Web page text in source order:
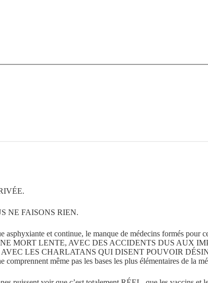
NE FAISONS RIEN.
asphyxiante et continue, le manque de médecins formés
MORT LENTE, AVEC DES ACCIDENTS DUS AUX
LES CHARLATANS QUI DISENT POUVOIR
même pas les bases les plus élémentaires de la